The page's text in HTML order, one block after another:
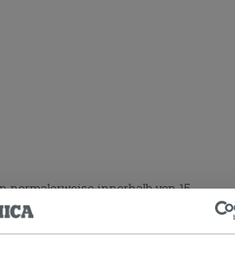
normalerweise innerhalb von 15
zum Versand
normalerweise innerhalb von